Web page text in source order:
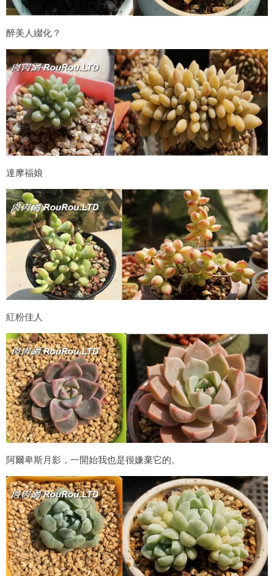
醉美人綴化？
達摩福娘
紅粉佳人
阿爾卑斯月影，一開始我也是很嫌棄它的。